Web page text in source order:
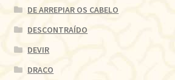
DE ARREPIAR OS CABELO
DESCONTRAÍDO
DEVIR
DRACO